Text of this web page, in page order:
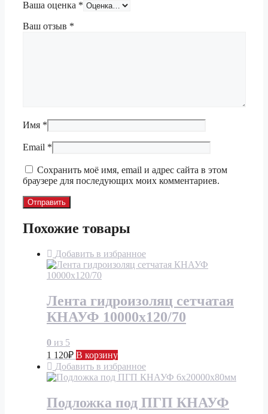
Ваша оценка *
Ваш отзыв *
Имя *
Email *
Сохранить моё имя, email и адрес сайта в этом
браузере для последующих моих комментариев.
Похожие товары
Добавить в избранное
Лента гидроизоляц сетчатая
КНАУФ 10000х120/70
0 из 5
1 120₽ В корзину
Добавить в избранное
Подложка под ПГП КНАУФ